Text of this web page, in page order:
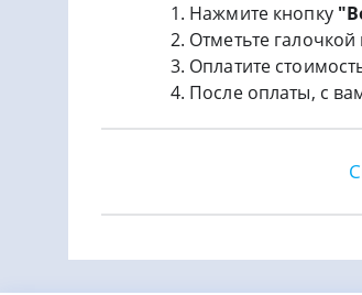
Нажмите кнопку
Отметьте
Оплатите
После оплаты, с